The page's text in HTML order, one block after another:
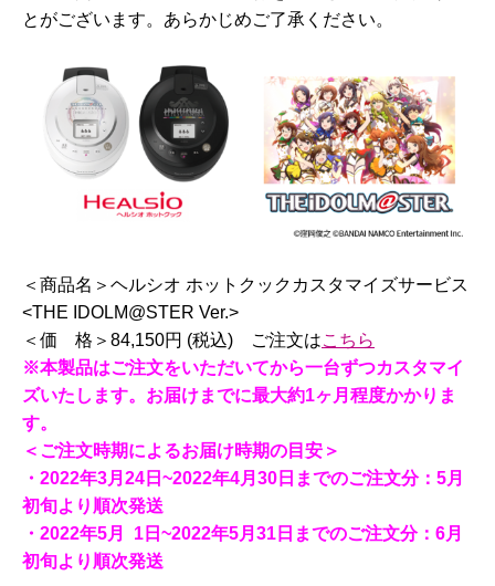
とがございます。あらかじめご了承ください。
＜商品名＞ヘルシオ ホットクックカスタマイズサービス
<THE IDOLM@STER Ver.>
＜価 格＞84,150円 (税込) ご注文はこちら
※本製品はご注文をいただいてから一台ずつカスタマイ
ズいたします。お届けまでに最大約1ヶ月程度かかりま
す。
＜ご注文時期によるお届け時期の目安＞
・2022年3月24日~2022年4月30日までのご注文分：5月
初旬より順次発送
・2022年5月 1日~2022年5月31日までのご注文分：6月
初旬より順次発送